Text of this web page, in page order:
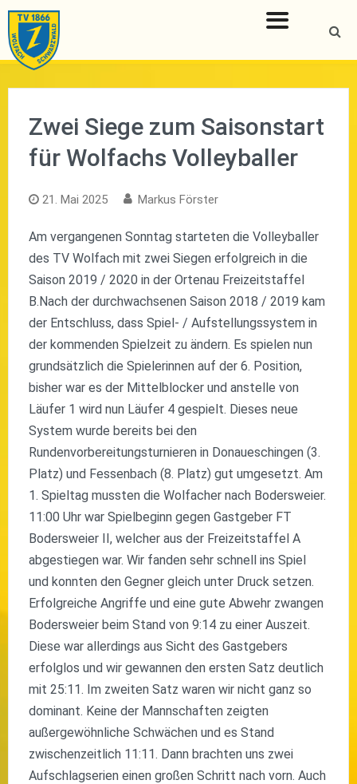
Zum
Inhalt
springen
Zwei Siege zum Saisonstart
für Wolfachs Volleyballer
21. Mai 2025 Markus Förster
Am vergangenen Sonntag starteten die Volleyballer
des TV Wolfach mit zwei Siegen erfolgreich in die
Saison 2019 / 2020 in der Ortenau Freizeitstaffel
B.Nach der durchwachsenen Saison 2018 / 2019 kam
der Entschluss, dass Spiel- / Aufstellungssystem in
der kommenden Spielzeit zu ändern. Es spielen nun
grundsätzlich die Spielerinnen auf der 6. Position,
bisher war es der Mittelblocker und anstelle von
Läufer 1 wird nun Läufer 4 gespielt. Dieses neue
System wurde bereits bei den
Rundenvorbereitungsturnieren in Donaueschingen (3.
Platz) und Fessenbach (8. Platz) gut umgesetzt. Am
1. Spieltag mussten die Wolfacher nach Bodersweier.
11:00 Uhr war Spielbeginn gegen Gastgeber FT
Bodersweier II, welcher aus der Freizeitstaffel A
abgestiegen war. Wir fanden sehr schnell ins Spiel
und konnten den Gegner gleich unter Druck setzen.
Erfolgreiche Angriffe und eine gute Abwehr zwangen
Bodersweier beim Stand von 9:14 zu einer Auszeit.
Diese war allerdings aus Sicht des Gastgebers
erfolglos und wir gewannen den ersten Satz deutlich
mit 25:11. Im zweiten Satz waren wir nicht ganz so
dominant. Keine der Mannschaften zeigten
außergewöhnliche Schwächen und es Stand
zwischenzeitlich 11:11. Dann brachten uns zwei
Aufschlagserien einen großen Schritt nach vorn. Auch